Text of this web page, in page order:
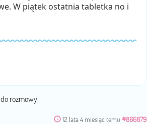
W piątek ostatnia tabletka no i
rozmowy.
12 lata 4 miesiąc temu #866879